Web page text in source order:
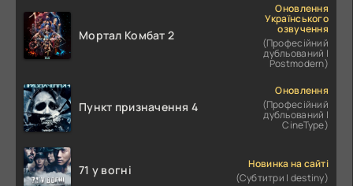
Мортал Комбат 2
Оновлення
Українського
озвучення
(Професійний
дубльований |
Postmodern)
Пункт призначення 4
Оновлення
(Професійний
дубльований |
CineType)
71 у вогні
Новинка на сайті
(Субтитри | destiny)